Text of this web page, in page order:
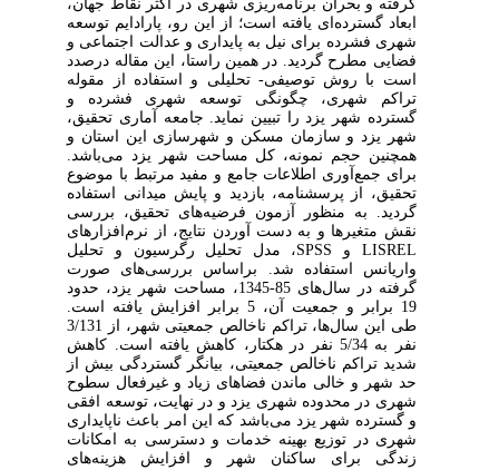
گرفته و بحران برنامه‌‌ریزی شهری در اکثر نقاط جهان،
ابعاد گسترده‌ای یافته است؛ از این رو، پارادایم توسعه
شهری فشرده برای نیل به پایداری و عدالت اجتماعی و
فضایی مطرح گردید. در همین راستا، این مقاله درصدد
است با روش توصیفی- تحلیلی و استفاده از مقوله
تراکم شهری، چگونگی توسعه شهری فشرده و
گسترده شهر یزد را تبیین نماید. جامعه آماری تحقیق،
شهر یزد و سازمان مسکن و شهرسازی این استان و
همچنین حجم نمونه، کل مساحت شهر یزد می‌باشد.
برای جمع‌آوری اطلاعات جامع و مفید مرتبط با موضوع
تحقیق، از پرسشنامه، بازدید و پایش میدانی استفاده
گردید .
به منظور آزمون فرضیه‌های تحقیق، بررسی
نقش متغیرها و به دست آوردن نتایج، از نرم‌افزارهای
SPSSوLISREL ،مدل تحلیل رگرسیون و تحلیل
واریانس استفاده شد.براساس بررسی‌های صورت
گرفته در سال‌های 85-1345، مساحت شهر یزد، حدود
19 برابر و جمعیت آن، 5 برابر افزایش یافته است.
طی این سال‌ها، تراکم ناخالص جمعیتی شهر، از 3/131
نفر به 5/34 نفر در هکتار، کاهش یافته است. کاهش
شدید تراکم ناخالص جمعیتی، بیانگر گستردگی بیش از
حد شهر و خالی ماندن فضاهای زیاد و غیرفعال سطوح
شهری در محدوده شهری یزد و در نهایت، توسعه افقی
و گسترده شهر یزد می‌باشد که این امر باعث ناپایداری
شهری در توزیع بهینه خدمات و دسترسی به امکانات
زندگی برای ساکنان شهر و افزایش هزینه‌های